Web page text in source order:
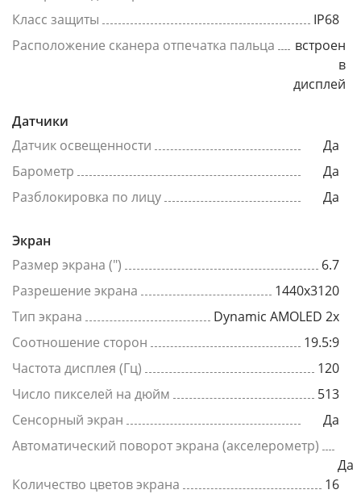
Класс защиты
IP68
Расположение сканера отпечатка пальца
встроен
в
дисплей
Датчики
Датчик освещенности
Да
Барометр
Да
Разблокировка по лицу
Да
Экран
Размер экрана (")
6.7
Разрешение экрана
1440x3120
Тип экрана
Dynamic AMOLED 2x
Соотношение сторон
19.5:9
Частота дисплея (Гц)
120
Число пикселей на дюйм
513
Сенсорный экран
Да
Автоматический поворот экрана (акселерометр)
Да
Количество цветов экрана
16